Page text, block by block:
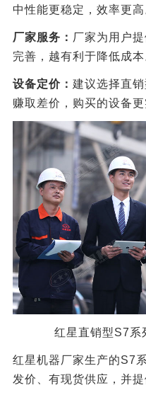
中性能更稳定，效率更高
厂家服务： 厂家为用户
完善，越有利于降低成本
设备定价： 建议选择直
赚取差价，购买的设备更
红星直销型S7系
红星机器厂家生产的S7
发价、有现货供应，并提